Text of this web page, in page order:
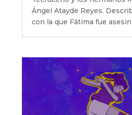
Ángel Atayde Reyes.
con la que Fátima fue